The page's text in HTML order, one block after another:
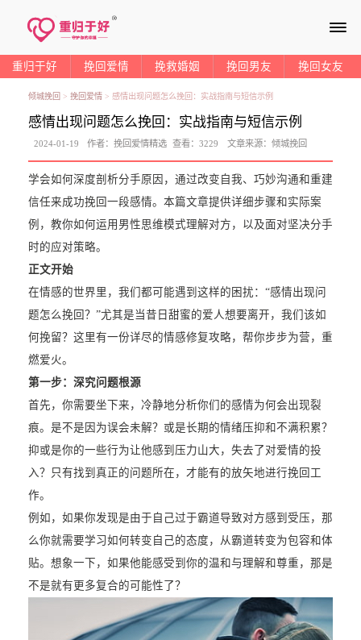
≡
重归于好 挽回爱情 挽救婚姻 挽回男友 挽回女友
倾城挽回 > 挽回爱情> 感情出现问题怎么挽回：实战指南与短信示例
感情出现问题怎么挽回：实战指南与短信示例
2024-01-19 作者：挽回爱情精选 查看：3229 文章来源： 倾城挽回
学会如何深度剖析分手原因，通过改变自我、巧妙沟通和重建
信任来成功挽回一段感情。本篇文章提供详细步骤和实际案
例，教你如何运用男性思维模式理解对方，以及面对坚决分手
时的应对策略。
正文开始
在情感的世界里，我们都可能遇到这样的困扰：“感情出现问
题怎么挽回？”尤其是当昔日甜蜜的爱人想要离开，我们该如
何挽留？这里有一份详尽的情感修复攻略，帮你步步为营，重
燃爱火。
第一步：深究问题根源
首先，你需要坐下来，冷静地分析你们的感情为何会出现裂
痕。是不是因为误会未解？或是长期的情绪压抑和不满积累？
抑或是你的一些行为让他感到压力山大，失去了对爱情的投
入？只有找到真正的问题所在，才能有的放矢地进行挽回工
作。
例如，如果你发现是由于自己过于霸道导致对方感到受压，那
么你就需要学习如何转变自己的态度，从霸道转变为包容和体
贴。想象一下，如果他能感受到你的温和与理解和尊重，那是
不是就有更多复合的可能性了？